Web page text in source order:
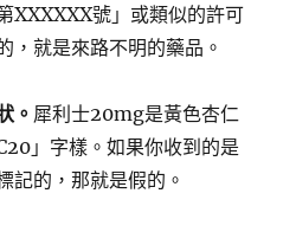
XXXXXX號」或類似的許可
，就是來路不明的藥品。
。 犀利士20mg是黃色杏仁
」字樣。如果你收到的是
記的，那就是假的。